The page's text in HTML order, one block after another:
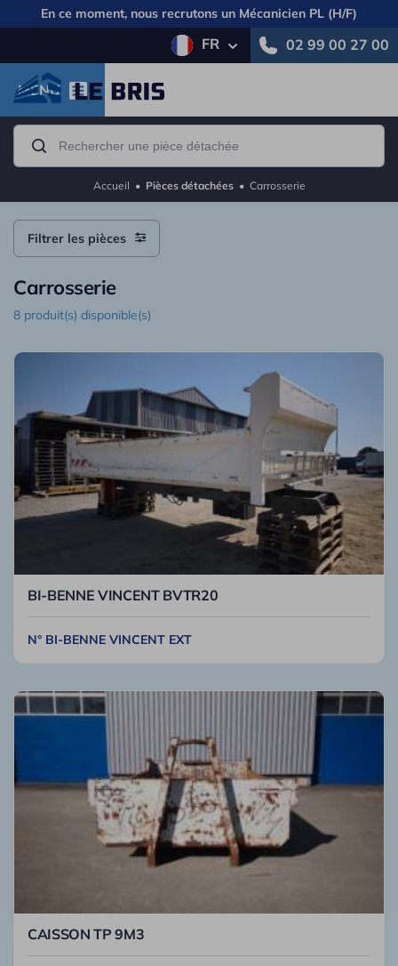
En ce moment, nous recrutons un Mécanicien PL (H/F)
FR 02 99 00 27 00
MENU
Accueil • Pièces détachées• Carrosserie
Filtrer les pièces
Carrosserie
8 produit(s) disponible(s)
BI-BENNE VINCENT BVTR20
N° BI-BENNE VINCENT EXT
CAISSON TP 9M3